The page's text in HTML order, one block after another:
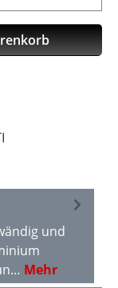
und
Mehr